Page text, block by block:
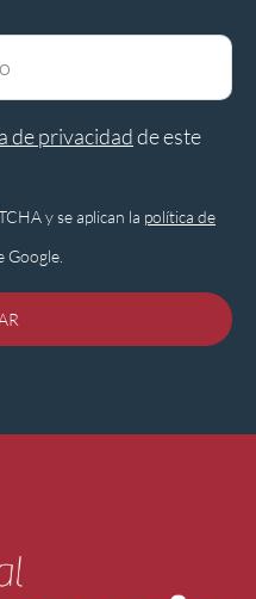
de privacidadde este
y se aplican la política de
Google.